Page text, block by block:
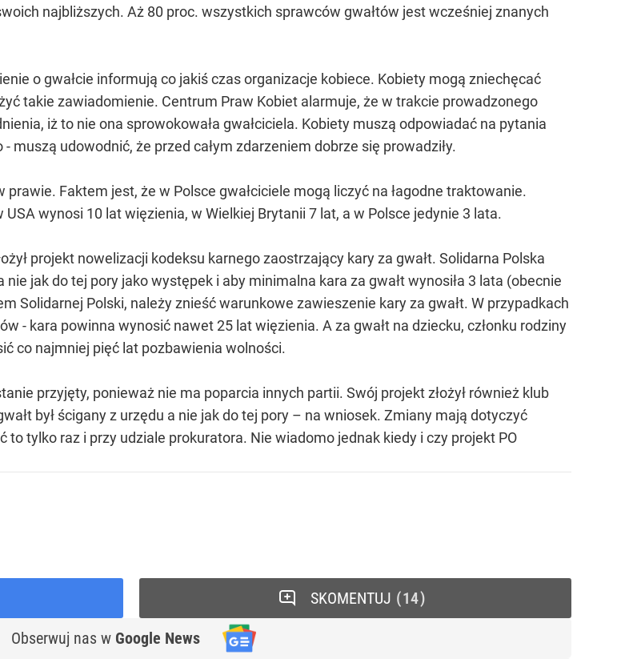
najbliższych. Aż 80 proc. wszystkich sprawców gwałtów jest wcześniej znanych
o gwałcie informują co jakiś czas organizacje kobiece. Kobiety mogą zniechęcać
takie zawiadomienie. Centrum Praw Kobiet alarmuje, że w trakcie prowadzonego
iż to nie ona sprowokowała gwałciciela. Kobiety muszą odpowiadać na pytania
muszą udowodnić, że przed całym zdarzeniem dobrze się prowadziły.
Faktem jest, że w Polsce gwałciciele mogą liczyć na łagodne traktowanie.
USA wynosi 10 lat więzienia, w Wielkiej Brytanii 7 lat, a w Polsce jedynie 3 lata.
projekt nowelizacji kodeksu karnego zaostrzający kary za gwałt. Solidarna Polska
nie jak do tej pory jako występek i aby minimalna kara za gwałt wynosiła 3 lata (obecnie
Solidarnej Polski, należy znieść warunkowe zawieszenie kary za gwałt. W przypadkach
- kara powinna wynosić nawet 25 lat więzienia. A za gwałt na dziecku, członku rodziny
co najmniej pięć lat pozbawienia wolności.
przyjęty, ponieważ nie ma poparcia innych partii. Swój projekt złożył również klub
był ścigany z urzędu a nie jak do tej pory – na wniosek. Zmiany mają dotyczyć
tylko raz i przy udziale prokuratora. Nie wiadomo jednak kiedy i czy projekt PO
Obserwuj nas w Google News
SKOMENTUJ 14